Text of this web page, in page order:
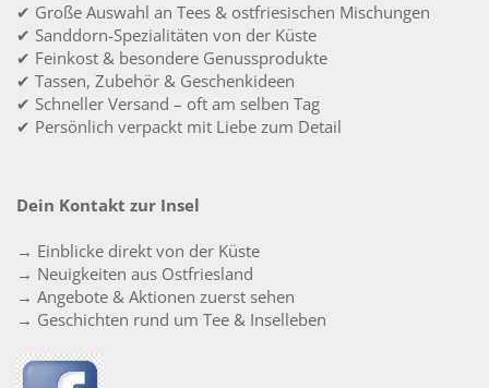
✔ Große Auswahl an Tees & ostfriesischen Mischungen
✔ Sanddorn-Spezialitäten von der Küste
✔ Feinkost & besondere Genussprodukte
✔ Tassen, Zubehör & Geschenkideen
✔ Schneller Versand – oft am selben Tag
✔ Persönlich verpackt mit Liebe zum Detail
Dein Kontakt zur Insel
→ Einblicke direkt von der Küste
→ Neuigkeiten aus Ostfriesland
→ Angebote & Aktionen zuerst sehen
→ Geschichten rund um Tee & Inselleben